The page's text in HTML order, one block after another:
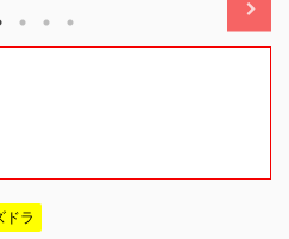
ドラ